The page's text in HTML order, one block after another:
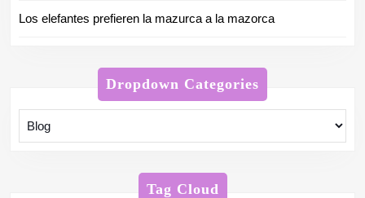
Los elefantes prefieren la mazurca a la mazorca
Dropdown Categories
Tag Cloud